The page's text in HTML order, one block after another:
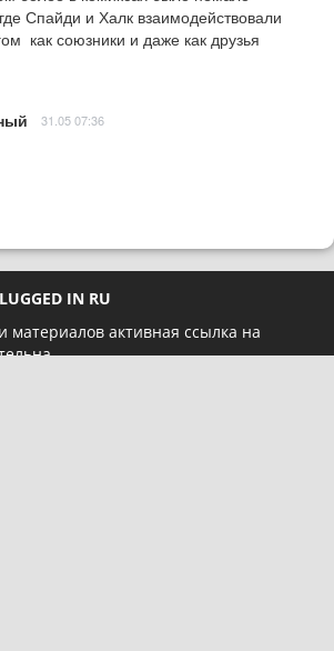
Спайди и Халк взаимодействовали
как союзники и даже как друзья
31.05 07:36
IN RU
материалов активная ссылка на